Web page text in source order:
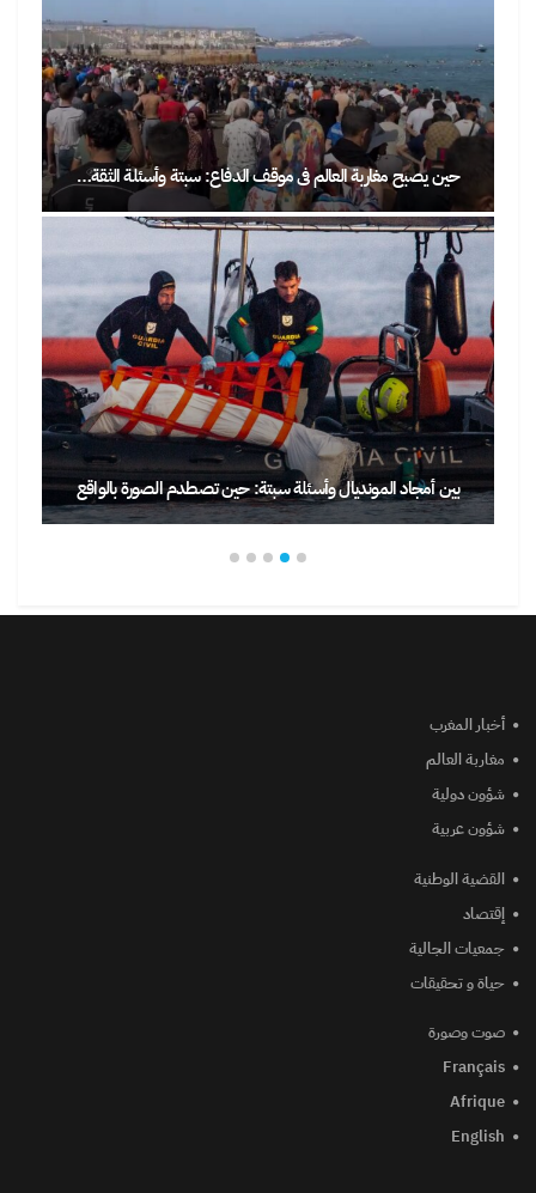
حين يصبح مغاربة العالم في موقف الدفاع: سبتة وأسئلة الثقة…
بين أمجاد المونديال وأسئلة سبتة: حين تصطدم الصورة بالواقع
أخبار المغرب
مغاربة العالم
شؤون دولية
شؤون عربية
القضية الوطنية
إقتصاد
جمعيات الجالية
حياة و تحقيقات
صوت وصورة
Français
Afrique
English